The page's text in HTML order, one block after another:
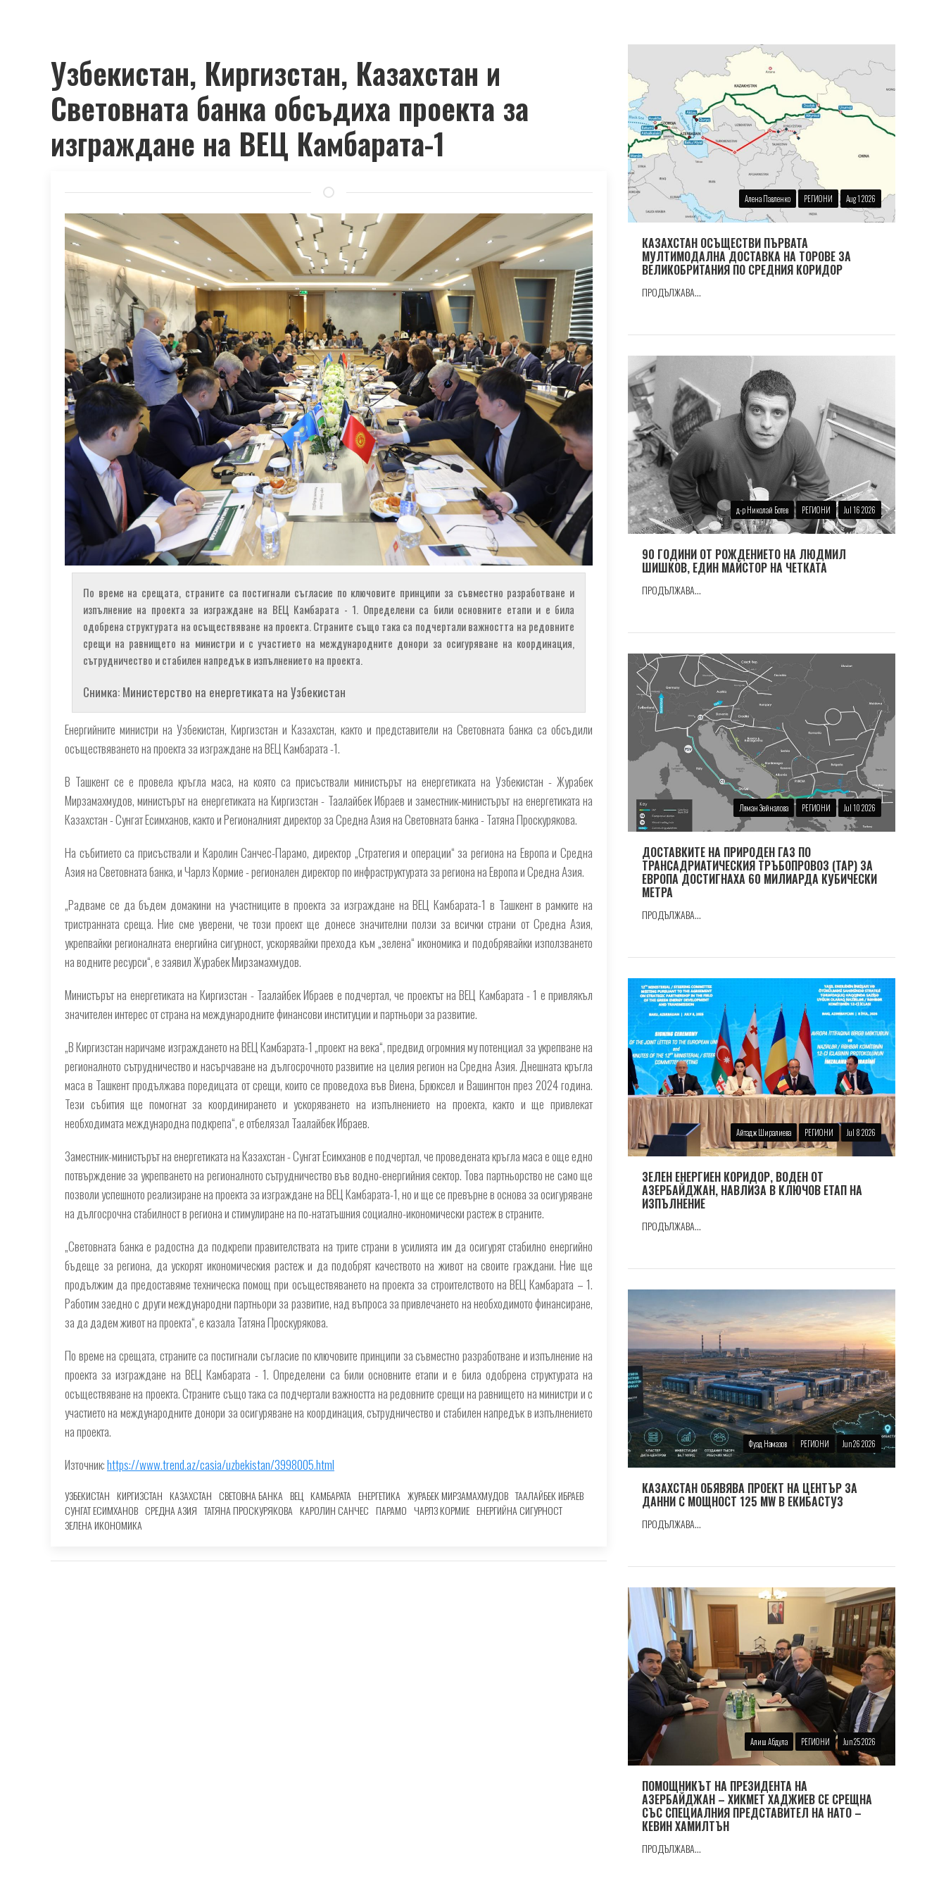
Узбекистан, Киргизстан, Казахстан и
Световната банка обсъдиха проекта за
изграждане на ВЕЦ Камбарата-1
По време на срещата, страните са постигнали съгласие по ключовите принципи за съвместно разработване и
изпълнение на проекта за изграждане на ВЕЦ Камбарата - 1. Определени са били основните етапи и е била
одобрена структурата на осъществяване на проекта. Страните също така са подчертали важността на редовните
срещи на равнището на министри и с участието на международните донори за осигуряване на координация,
сътрудничество и стабилен напредък в изпълнението на проекта.
Снимка: Министерство на енергетиката на Узбекистан
Енергийните министри на Узбекистан, Киргизстан и Казахстан, както и представители на Световната банка са обсъдили
осъществяването на проекта за изграждане на ВЕЦ Камбарата -1.
В Ташкент се е провела кръгла маса, на която са присъствали министърът на енергетиката на Узбекистан - Журабек
Мирзамахмудов, министърът на енергетиката на Киргизстан - Таалайбек Ибраев и заместник-министърът на енергетиката на
Казахстан - Сунгат Есимханов, както и Регионалният директор за Средна Азия на Световната банка - Татяна Проскурякова.
На събитието са присъствали и Каролин Санчес-Парамо, директор „Стратегия и операции“ за региона на Европа и Средна
Азия на Световната банка, и Чарлз Кормие - регионален директор по инфраструктурата за региона на Европа и Средна Азия.
„Радваме се да бъдем домакини на участниците в проекта за изграждане на ВЕЦ Камбарата-1 в Ташкент в рамките на
тристранната среща. Ние сме уверени, че този проект ще донесе значителни ползи за всички страни от Средна Азия,
укрепвайки регионалната енергийна сигурност, ускорявайки прехода към „зелена“ икономика и подобрявайки използването
на водните ресурси“, е заявил Журабек Мирзамахмудов.
Министърът на енергетиката на Киргизстан - Таалайбек Ибраев е подчертал, че проектът на ВЕЦ Камбарата - 1 е привлякъл
значителен интерес от страна на международните финансови институции и партньори за развитие.
„В Киргизстан наричаме изграждането на ВЕЦ Камбарата-1 „проект на века“, предвид огромния му потенциал за укрепване на
регионалното сътрудничество и насърчаване на дългосрочното развитие на целия регион на Средна Азия. Днешната кръгла
маса в Ташкент продължава поредицата от срещи, които се проведоха във Виена, Брюксел и Вашингтон през 2024 година.
Тези събития ще помогнат за координирането и ускоряването на изпълнението на проекта, както и ще привлекат
необходимата международна подкрепа“, е отбелязал Таалайбек Ибраев.
Заместник-министърът на енергетиката на Казахстан - Сунгат Есимханов е подчертал, че проведената кръгла маса е още едно
потвърждение за укрепването на регионалното сътрудничество във водно-енергийния сектор. Това партньорство не само ще
позволи успешното реализиране на проекта за изграждане на ВЕЦ Камбарата-1, но и ще се превърне в основа за осигуряване
на дългосрочна стабилност в региона и стимулиране на по-нататъшния социално-икономически растеж в страните.
„Световната банка е радостна да подкрепи правителствата на трите страни в усилията им да осигурят стабилно енергийно
бъдеще за региона, да ускорят икономическия растеж и да подобрят качеството на живот на своите граждани. Ние ще
продължим да предоставяме техническа помощ при осъществяването на проекта за строителството на ВЕЦ Камбарата – 1.
Работим заедно с други международни партньори за развитие, над въпроса за привлечането на необходимото финансиране,
за да дадем живот на проекта“, е казала Татяна Проскурякова.
По време на срещата, страните са постигнали съгласие по ключовите принципи за съвместно разработване и изпълнение на
проекта за изграждане на ВЕЦ Камбарата - 1. Определени са били основните етапи и е била одобрена структурата на
осъществяване на проекта. Страните също така са подчертали важността на редовните срещи на равнището на министри и с
участието на международните донори за осигуряване на координация, сътрудничество и стабилен напредък в изпълнението
на проекта.
Източник:https://www.trend.az/casia/uzbekistan/3998005.html
УЗБЕКИСТАН КИРГИЗСТАН КАЗАХСТАН СВЕТОВНА БАНКА ВЕЦ КАМБАРАТА ЕНЕРГЕТИКА ЖУРАБЕК МИРЗАМАХМУДОВ ТААЛАЙБЕК ИБРАЕВ
СУНГАТ ЕСИМХАНОВ СРЕДНА АЗИЯ ТАТЯНА ПРОСКУРЯКОВА КАРОЛИН САНЧЕС ПАРАМО ЧАРЛЗ КОРМИЕ ЕНЕРГИЙНА СИГУРНОСТ
ЗЕЛЕНА ИКОНОМИКА
Алена Павленко РЕГИОНИ Aug 1 2026
КАЗАХСТАН ОСЪЩЕСТВИ ПЪРВАТА
МУЛТИМОДАЛНА ДОСТАВКА НА ТОРОВЕ ЗА
ВЕЛИКОБРИТАНИЯ ПО СРЕДНИЯ КОРИДОР
ПРОДЪЛЖАВА...
д-р Николай Ботев РЕГИОНИ Jul 16 2026
90 ГОДИНИ ОТ РОЖДЕНИЕТО НА ЛЮДМИЛ
ШИШКОВ, ЕДИН МАЙСТОР НА ЧЕТКАТА
ПРОДЪЛЖАВА...
Ляман Зейналова РЕГИОНИ Jul 10 2026
ДОСТАВКИТЕ НА ПРИРОДЕН ГАЗ ПО
ТРАНСАДРИАТИЧЕСКИЯ ТРЪБОПРОВОЗ (TAP) ЗА
ЕВРОПА ДОСТИГНАХА 60 МИЛИАРДА КУБИЧЕСКИ
МЕТРА
ПРОДЪЛЖАВА...
Айтадж Ширалиева РЕГИОНИ Jul 8 2026
ЗЕЛЕН ЕНЕРГИЕН КОРИДОР, ВОДЕН ОТ
АЗЕРБАЙДЖАН, НАВЛИЗА В КЛЮЧОВ ЕТАП НА
ИЗПЪЛНЕНИЕ
ПРОДЪЛЖАВА...
Фуад Намазов РЕГИОНИ Jun 26 2026
КАЗАХСТАН ОБЯВЯВА ПРОЕКТ НА ЦЕНТЪР ЗА
ДАННИ С МОЩНОСТ 125 MW В ЕКИБАСТУЗ
ПРОДЪЛЖАВА...
Алиш Абдула РЕГИОНИ Jun 25 2026
ПОМОЩНИКЪТ НА ПРЕЗИДЕНТА НА
АЗЕРБАЙДЖАН – ХИКМЕТ ХАДЖИЕВ СЕ СРЕЩНА
СЪС СПЕЦИАЛНИЯ ПРЕДСТАВИТЕЛ НА НАТО –
КЕВИН ХАМИЛТЪН
ПРОДЪЛЖАВА...